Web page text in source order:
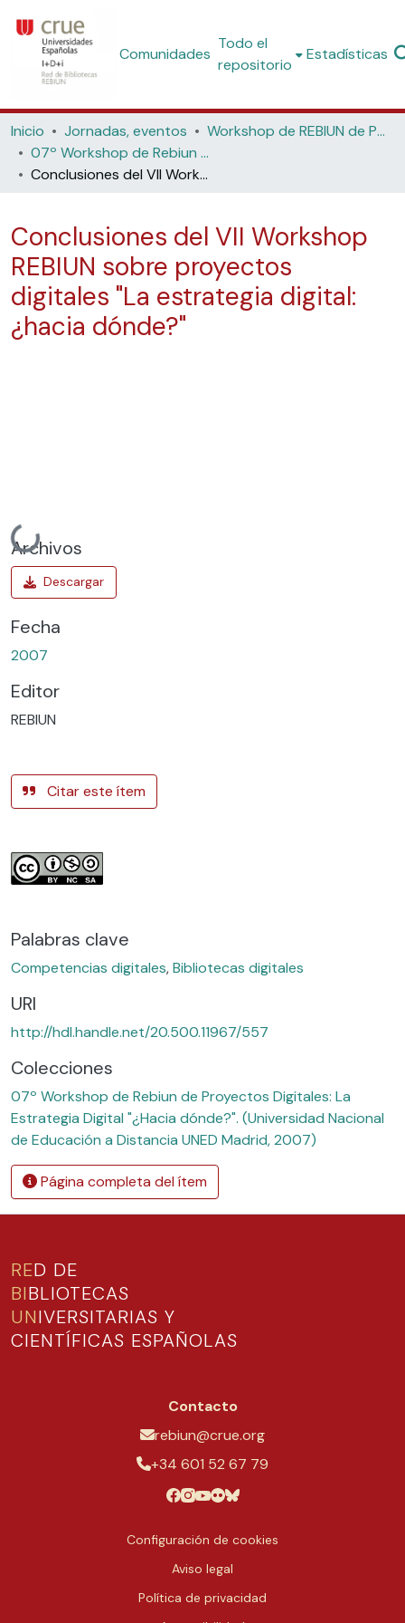
Comunidades
Todo el
repositorio
Estadísticas
Inicio Jornadas, eventos
Workshop de REBIUN de Proyectos Digitales
07º Workshop de Rebiun de Proyectos Digitales: La Estrategia Digital "¿Hacia dónde?". (Universidad Nacional de Educación a Distancia UNED Madrid, 2007)
Conclusiones del VII Workshop REBIUN sobre proyectos digitales "La estrategia digital: ¿hacia dónde?"
Conclusiones del VII Workshop
REBIUN sobre proyectos
digitales "La estrategia digital:
¿hacia dónde?"
Cargando...
Archivos
Fecha
2007
Editor
REBIUN
Citar este ítem
Palabras clave
Competencias digitales,Bibliotecas digitales
URI
http://hdl.handle.net/20.500.11967/557
Colecciones
07º Workshop de Rebiun de Proyectos Digitales: La
Estrategia Digital "¿Hacia dónde?". (Universidad Nacional
de Educación a Distancia UNED Madrid, 2007)
Página completa del ítem
RED DE
BIBLIOTECAS
UNIVERSITARIAS Y
CIENTÍFICAS ESPAÑOLAS
Contacto
rebiun@crue.org
+34 601 52 67 79
Configuración de cookies
Aviso legal
Política de privacidad